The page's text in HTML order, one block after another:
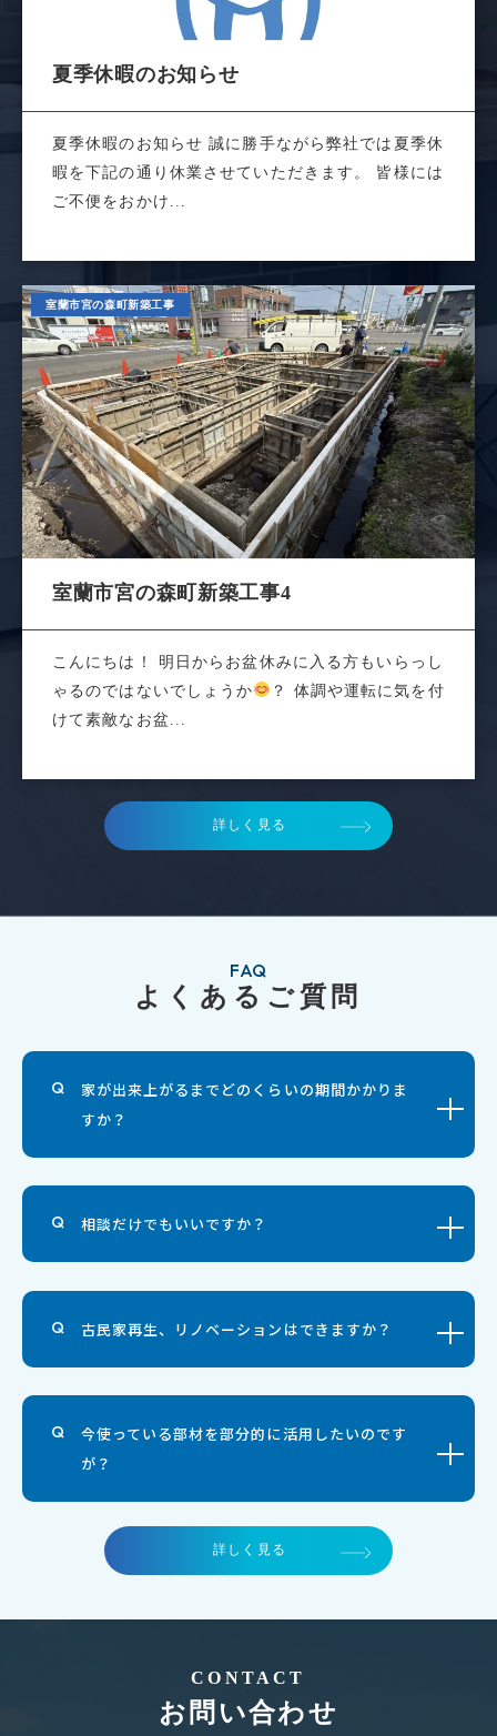
夏季休暇のお知らせ
夏季休暇のお知らせ 誠に勝手ながら弊社では夏季休
暇を下記の通り休業させていただきます。 皆様には
ご不便をおかけ...
室蘭市宮の森町新築工事
室蘭市宮の森町新築工事4
こんにちは！ 明日からお盆休みに入る方もいらっし
ゃるのではないでしょうか
？ 体調や運転に気を付
けて素敵なお盆...
詳しく見る
FAQ
よくあるご質問
家が出来上がるまでどのくらいの期間かかりま
すか？
相談だけでもいいですか？
古民家再生、リノベーションはできますか？
今使っている部材を部分的に活用したいのです
が？
詳しく見る
CONTACT
お問い合わせ